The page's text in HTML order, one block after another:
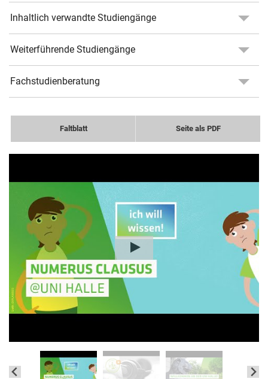
Inhaltlich verwandte Studiengänge
Weiterführende Studiengänge
Fachstudienberatung
Faltblatt Seite als PDF